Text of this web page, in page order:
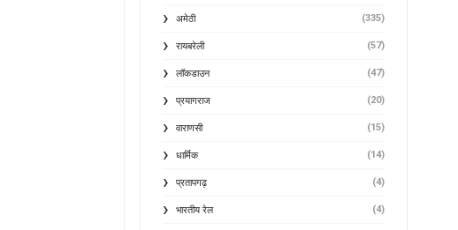
अमेठी (335)
रायबरेली (57)
लॉकडाउन (47)
प्रयागराज (20)
वाराणसी (15)
धार्मिक (14)
प्रतापगढ़ (4)
भारतीय रेल (4)